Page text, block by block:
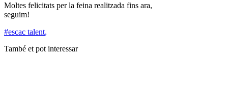
Moltes felicitats per la feina realitzada fins ara,
seguim!
#escac talent,
També et pot interessar